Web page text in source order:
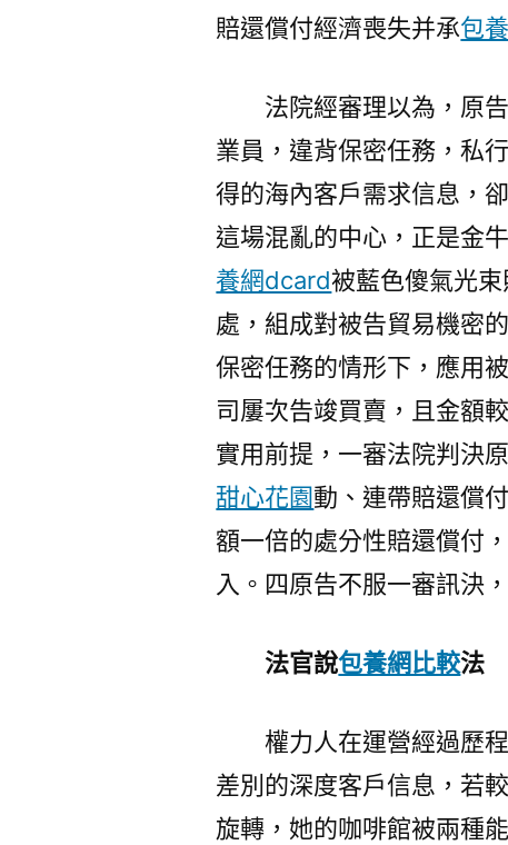
賠還償付經濟喪失并承包
法院經審理以為，原
業員，違背保密任務，私
得的海內客戶需求信息，
這場混亂的中心，正是金
養網dcard被藍色傻氣光
處，組成對被告貿易機密
保密任務的情形下，應用
司屢次告竣買賣，且金額
實用前提，一審法院判決
甜心花園動、連帶賠還償
額一倍的處分性賠還償付
入。四原告不服一審訊決
法官說包養網比較法
權力人在運營經過歷
差別的深度客戶信息，若
旋轉，她的咖啡館被兩種